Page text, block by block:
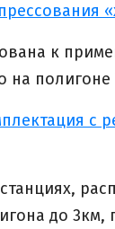
к
на
с
до 3км,